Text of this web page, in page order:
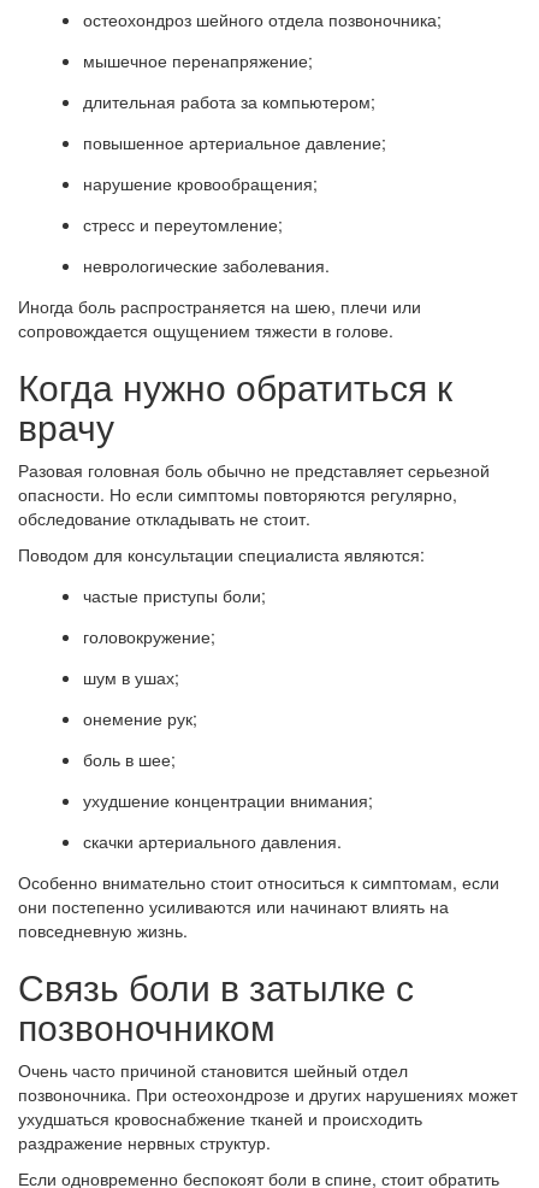
остеохондроз шейного отдела позвоночника;
мышечное перенапряжение;
длительная работа за компьютером;
повышенное артериальное давление;
нарушение кровообращения;
стресс и переутомление;
неврологические заболевания.
Иногда боль распространяется на шею, плечи или
сопровождается ощущением тяжести в голове.
Когда нужно обратиться к
врачу
Разовая головная боль обычно не представляет серьезной
опасности. Но если симптомы повторяются регулярно,
обследование откладывать не стоит.
Поводом для консультации специалиста являются:
частые приступы боли;
головокружение;
шум в ушах;
онемение рук;
боль в шее;
ухудшение концентрации внимания;
скачки артериального давления.
Особенно внимательно стоит относиться к симптомам, если
они постепенно усиливаются или начинают влиять на
повседневную жизнь.
Связь боли в затылке с
позвоночником
Очень часто причиной становится шейный отдел
позвоночника. При остеохондрозе и других нарушениях может
ухудшаться кровоснабжение тканей и происходить
раздражение нервных структур.
Если одновременно беспокоят боли в спине, стоит обратить